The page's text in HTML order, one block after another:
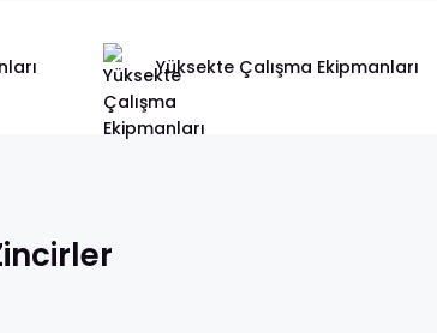
Yüksekte Çalışma Ekipmanları